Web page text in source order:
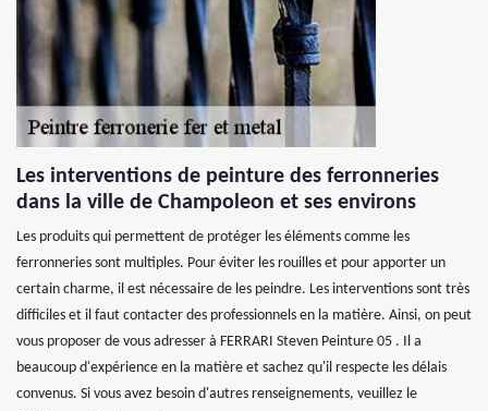
Les interventions de peinture des ferronneries
dans la ville de Champoleon et ses environs
Les produits qui permettent de protéger les éléments comme les
ferronneries sont multiples. Pour éviter les rouilles et pour apporter un
certain charme, il est nécessaire de les peindre. Les interventions sont très
difficiles et il faut contacter des professionnels en la matière. Ainsi, on peut
vous proposer de vous adresser à FERRARI Steven Peinture 05 . Il a
beaucoup d'expérience en la matière et sachez qu'il respecte les délais
convenus. Si vous avez besoin d'autres renseignements, veuillez le